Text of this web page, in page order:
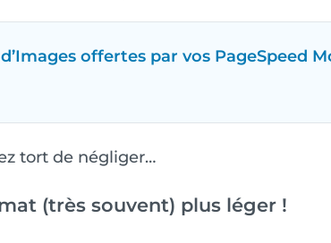
offertes par vos PageSpeed
tort de négliger…
(très souvent) plus léger !